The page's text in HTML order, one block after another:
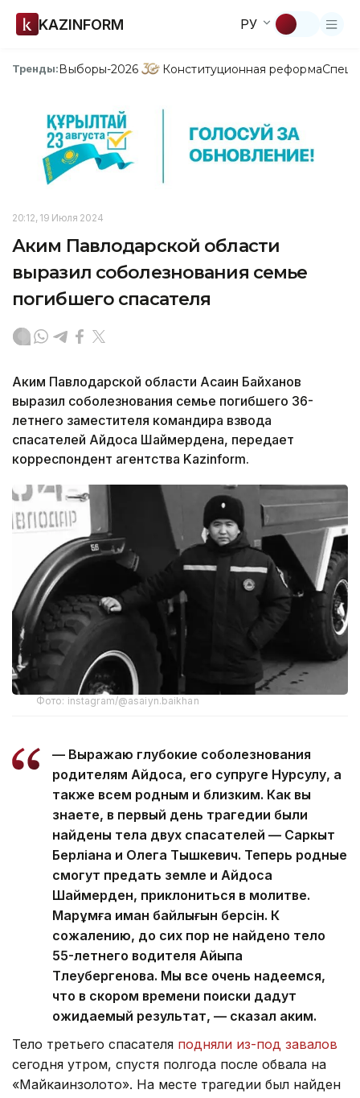
KAZINFORM РУ
Тренды:Выборы-2026 Конституционная реформа
20:12, 19 Июля 2024
Аким Павлодарской области
выразил соболезнования семье
погибшего спасателя
Аким Павлодарской области Асаин Байханов
выразил соболезнования семье погибшего 36-
летнего заместителя командира взвода
спасателей Айдоса Шаймердена, передает
корреспондент агентства Kazinform.
Фото: instagram/@asaiyn.baikhan
— Выражаю глубокие соболезнования
родителям Айдоса, его супруге Нурсулу, а
также всем родным и близким. Как вы
знаете, в первый день трагедии были
найдены тела двух спасателей — Саркыт
Берліқана и Олега Тышкевич. Теперь родные
смогут предать земле и Айдоса
Шаймерден, приклониться в молитве.
Марқұмға иман байлығын берсін. К
сожалению, до сих пор не найдено тело
55-летнего водителя Айыпа
Тлеубергенова. Мы все очень надеемся,
что в скором времени поиски дадут
ожидаемый результат, — сказал аким.
Тело третьего спасателя подняли из-под завалов
сегодня утром, спустя полгода после обвала на
«Майкаинзолото». На месте трагедии был найден